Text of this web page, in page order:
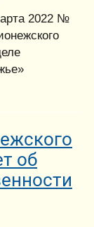
2022 №
об